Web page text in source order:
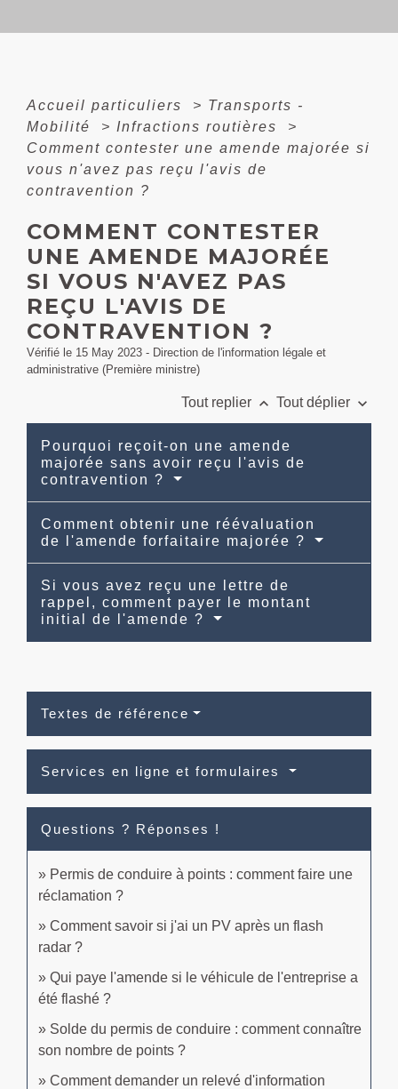
Accueil particuliers > Transports -
Mobilité
> Infractions routières
>
Comment contester une amende majorée si
vous n'avez pas reçu l'avis de
contravention ?
COMMENT CONTESTER
UNE AMENDE MAJORÉE
SI VOUS N'AVEZ PAS
REÇU L'AVIS DE
CONTRAVENTION ?
Vérifié le 15 May 2023 - Direction de l'information légale et
administrative (Première ministre)
Tout replier keyboard_arrow_up Tout déplier keyboard_arrow_down
Pourquoi reçoit-on une amende
majorée sans avoir reçu l'avis de
contravention ?
Comment obtenir une réévaluation
de l'amende forfaitaire majorée ?
Si vous avez reçu une lettre de
rappel, comment payer le montant
initial de l'amende ?
Textes de référence
Services en ligne et formulaires
Questions ? Réponses !
Permis de conduire à points : comment faire une
réclamation ?
Comment savoir si j'ai un PV après un flash
radar ?
Qui paye l'amende si le véhicule de l'entreprise a
été flashé ?
Solde du permis de conduire : comment connaître
son nombre de points ?
Comment demander un relevé d'information